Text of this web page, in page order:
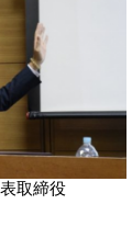
取締役